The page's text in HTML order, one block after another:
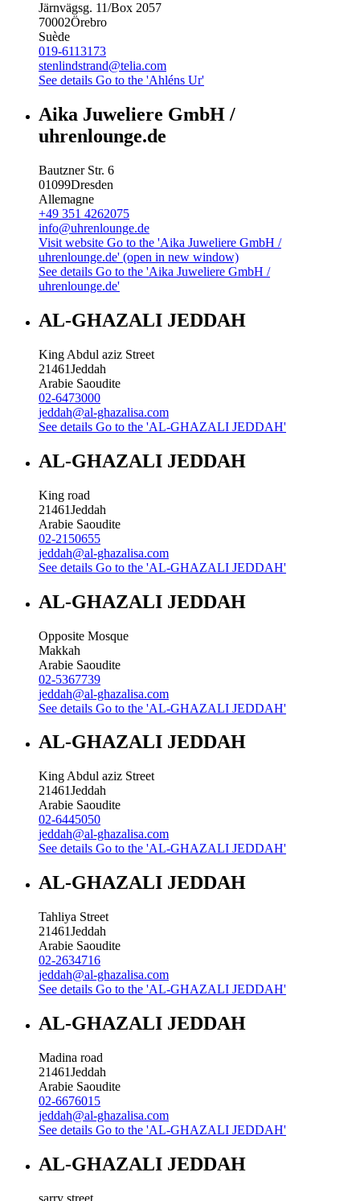
Järnvägsg. 11/Box 2057
70002Örebro
Suède
019-6113173
stenlindstrand@telia.com
See details Go to the 'Ahléns Ur'
Aika Juweliere GmbH /
uhrenlounge.de
Bautzner Str. 6
01099Dresden
Allemagne
+49 351 4262075
info@uhrenlounge.de
Visit website Go to the 'Aika Juweliere GmbH /
uhrenlounge.de' (open in new window)
See details Go to the 'Aika Juweliere GmbH /
uhrenlounge.de'
AL-GHAZALI JEDDAH
King Abdul aziz Street
21461Jeddah
Arabie Saoudite
02-6473000
jeddah@al-ghazalisa.com
See details Go to the 'AL-GHAZALI JEDDAH'
AL-GHAZALI JEDDAH
King road
21461Jeddah
Arabie Saoudite
02-2150655
jeddah@al-ghazalisa.com
See details Go to the 'AL-GHAZALI JEDDAH'
AL-GHAZALI JEDDAH
Opposite Mosque
Makkah
Arabie Saoudite
02-5367739
jeddah@al-ghazalisa.com
See details Go to the 'AL-GHAZALI JEDDAH'
AL-GHAZALI JEDDAH
King Abdul aziz Street
21461Jeddah
Arabie Saoudite
02-6445050
jeddah@al-ghazalisa.com
See details Go to the 'AL-GHAZALI JEDDAH'
AL-GHAZALI JEDDAH
Tahliya Street
21461Jeddah
Arabie Saoudite
02-2634716
jeddah@al-ghazalisa.com
See details Go to the 'AL-GHAZALI JEDDAH'
AL-GHAZALI JEDDAH
Madina road
21461Jeddah
Arabie Saoudite
02-6676015
jeddah@al-ghazalisa.com
See details Go to the 'AL-GHAZALI JEDDAH'
AL-GHAZALI JEDDAH
sarry street